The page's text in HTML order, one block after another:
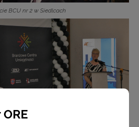
BCU nr 2 w Siedlcach